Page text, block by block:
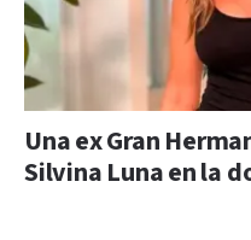
Una ex Gran
Silvina Luna en la